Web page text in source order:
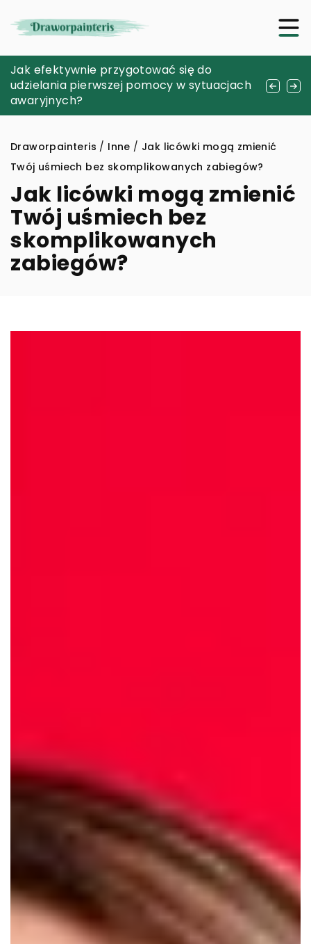
Odkrywanie tajemnic sztuki origami: krok
po kroku do własnej papierowej kolekcji
Jak efektywnie przygotować się do
udzielania pierwszej pomocy w sytuacjach
awaryjnych?
Nowoczesne techniki odmładzania dolnej
części twarzy: co warto wiedzieć przed
zabiegiem
Draworpainteris / Inne / Jak licówki mogą zmienić
Twój uśmiech bez skomplikowanych zabiegów?
Jak licówki mogą zmienić
Twój uśmiech bez
skomplikowanych
zabiegów?